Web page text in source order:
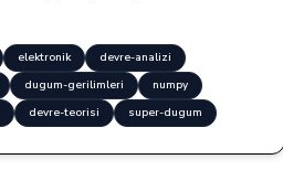
elektronik
devre-analizi
dugum-gerilimleri
numpy
devre-teorisi super-dugum